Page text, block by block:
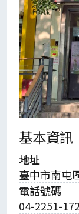
基本資訊
地址
臺中市南屯
電話號碼
04-2251-